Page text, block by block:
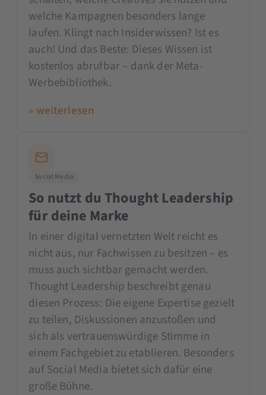
welche Kampagnen besonders lange
laufen. Klingt nach Insiderwissen? Ist es
auch! Und das Beste: Dieses Wissen ist
kostenlos abrufbar – dank der Meta-
Werbebibliothek.
» weiterlesen
Social Media
So nutzt du Thought Leadership
für deine Marke
In einer digital vernetzten Welt reicht es
nicht aus, nur Fachwissen zu besitzen – es
muss auch sichtbar gemacht werden.
Thought Leadership beschreibt genau
diesen Prozess: Die eigene Expertise gezielt
zu teilen, Diskussionen anzustoßen und
sich als vertrauenswürdige Stimme in
einem Fachgebiet zu etablieren. Besonders
auf Social Media bietet sich dafür eine
große Bühne.